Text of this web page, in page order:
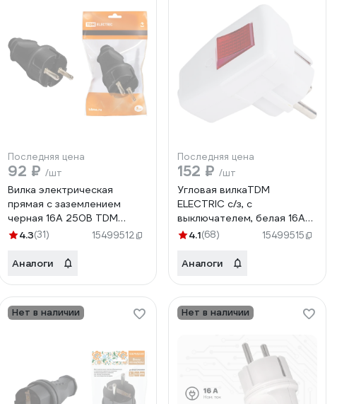
Последняя цена
92 ₽ /шт
Вилка электрическая
прямая с заземлением
черная 16А 250В TDM
ELECTRIC SQ1806-0004
4.3(31) 15499512
Аналоги
Последняя цена
152 ₽ /шт
Угловая вилкаTDM
ELECTRIC с/з, с
выключателем, белая 16А
250В SQ1806-0009
4.1(68) 15499515
Аналоги
Нет в наличии Нет в наличии